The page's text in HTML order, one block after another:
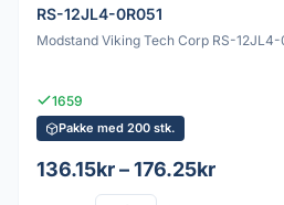
RS-12JL4-0R051
Modstand Viking Tech Corp RS-12JL4-
1659
Pakke med 200 stk.
136.15kr – 176.25kr